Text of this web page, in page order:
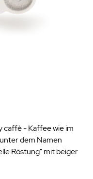
caffè - Kaffee wie im
dem Namen
Röstung" mit beiger